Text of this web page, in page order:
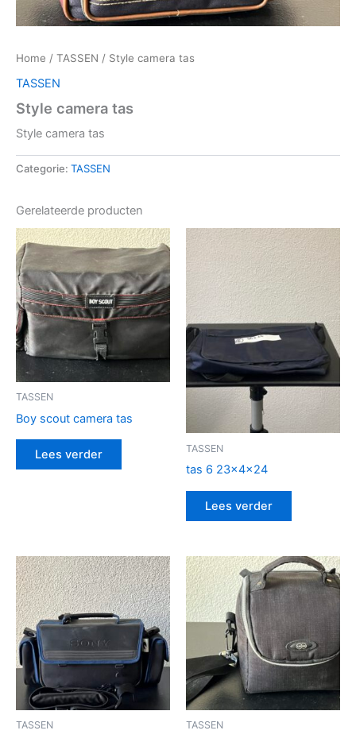
Home / TASSEN / Style camera tas
TASSEN
Style camera tas
Style camera tas
Categorie: TASSEN
Gerelateerde producten
TASSEN
Boy scout camera tas
Lees verder TASSEN
tas 6 23x4x24
Lees verder
TASSEN TASSEN